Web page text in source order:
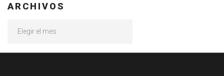
ARCHIVOS